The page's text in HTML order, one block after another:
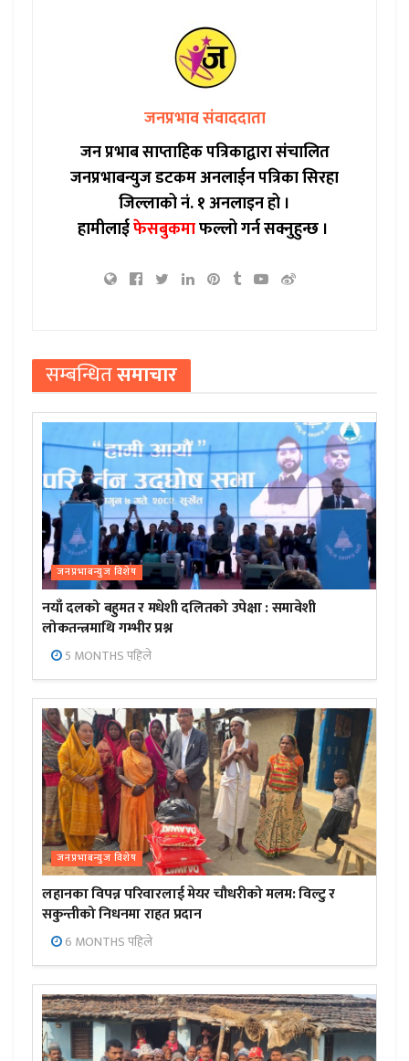
जनप्रभाव संवाददाता
जन प्रभाब साप्ताहिक पत्रिकाद्वारा संचालित
जनप्रभाबन्युज डटकम अनलाईन पत्रिका सिरहा
जिल्लाको नं. १ अनलाइन हो ।
हामीलाईफेसबुकमाफल्लो गर्न सक्नुहुन्छ ।
सम्बन्धितसमाचार
जनप्रभाबन्युज विशेष
नयाँ दलको बहुमत र मधेशी दलितको उपेक्षा : समावेशी
लोकतन्त्रमाथि गम्भीर प्रश्न
5 MONTHS पहिले
जनप्रभाबन्युज विशेष
लहानका विपन्न परिवारलाई मेयर चौधरीको मलम: विल्टु र
सकुन्तीको निधनमा राहत प्रदान
6 MONTHS पहिले